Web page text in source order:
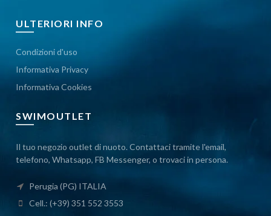
ULTERIORI INFO
Condizioni d'uso
Informativa Privacy
Informativa Cookies
SWIMOUTLET
Il tuo negozio outlet di nuoto. Contattaci tramite l'email,
telefono, Whatsapp, FB Messenger, o trovaci in persona.
Perugia (PG) ITALIA
Cell.: (+39) 351 552 3553